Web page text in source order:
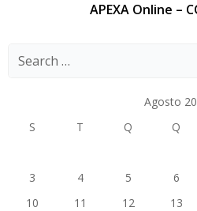
APEXA Online –
Agosto
S
T Q Q
3
4 5 6
10
11 12 13